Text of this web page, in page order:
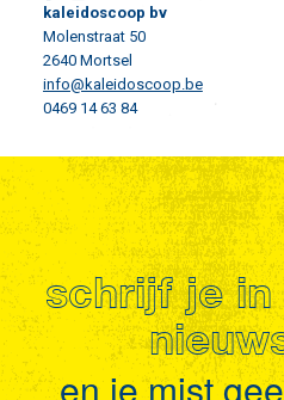
kaleidoscoop bv
Molenstraat 50
2640 Mortsel
info@kaleidoscoop.be
0469 14 63 84
schrijf je in
en je mist